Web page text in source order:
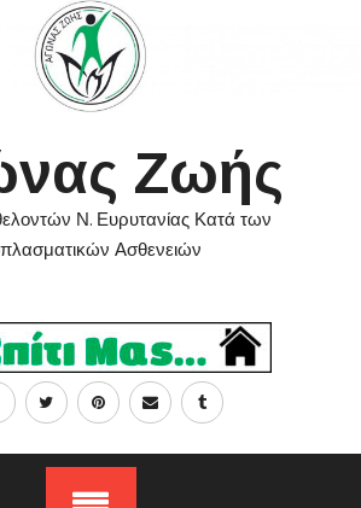
Ζωής
Ν. Ευρυτανίας Κατά των
Ασθενειών